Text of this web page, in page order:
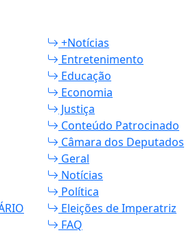
+Notícias
Entretenimento
Educação
Economia
Justiça
Conteúdo Patrocinado
Câmara dos Deputados
Geral
Notícias
Política
Eleições de Imperatriz
FAQ